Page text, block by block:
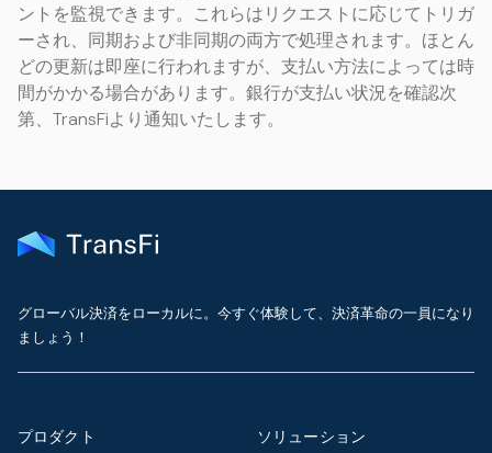
ントを監視できます。これらはリクエストに応じてトリガ
ーされ、同期および非同期の両方で処理されます。ほとん
どの更新は即座に行われますが、支払い方法によっては時
間がかかる場合があります。銀行が支払い状況を確認次
第、TransFiより通知いたします。
グローバル決済をローカルに。今すぐ体験して、決済革命の一員になり
ましょう！
プロダクト ソリューション